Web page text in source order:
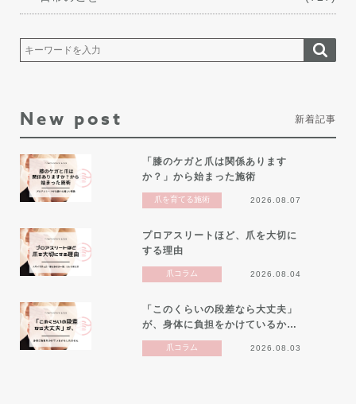
New post 新着記事
「膝のケガと爪は関係あります
か？」から始まった施術
爪を育てる施術 2026.08.07
プロアスリートほど、爪を大切に
する理由
爪コラム 2026.08.04
「このくらいの段差なら大丈夫」
が、身体に負担をかけているか…
爪コラム 2026.08.03